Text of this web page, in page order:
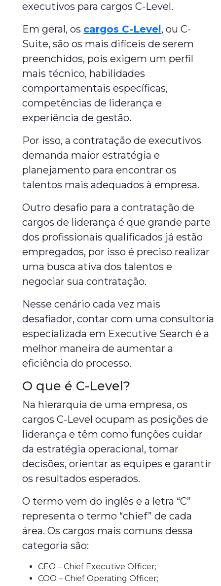
executivos para cargos C-Level.
Em geral, os cargos C-Level, ou C-
Suite, são os mais difíceis de serem
preenchidos, pois exigem um perfil
mais técnico, habilidades
comportamentais específicas,
competências de liderança e
experiência de gestão.
Por isso, a contratação de executivos
demanda maior estratégia e
planejamento para encontrar os
talentos mais adequados à empresa.
Outro desafio para a contratação de
cargos de liderança é que grande parte
dos profissionais qualificados já estão
empregados, por isso é preciso realizar
uma busca ativa dos talentos e
negociar sua contratação.
Nesse cenário cada vez mais
desafiador, contar com uma consultoria
especializada em Executive Search é a
melhor maneira de aumentar a
eficiência do processo.
O que é C-Level?
Na hierarquia de uma empresa, os
cargos C-Level ocupam as posições de
liderança e têm como funções cuidar
da estratégia operacional, tomar
decisões, orientar as equipes e garantir
os resultados esperados.
O termo vem do inglês e a letra “C”
representa o termo “chief” de cada
área. Os cargos mais comuns dessa
categoria são:
CEO – Chief Executive Officer;
COO – Chief Operating Officer;